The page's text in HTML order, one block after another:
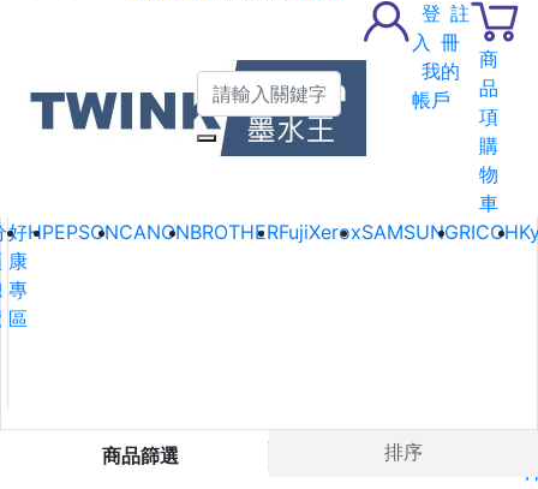
登
入
註
冊
我的
帳戶
商
品
項
購
物
車
好
康
專
區
HPEPSONCANONBROTHERFujiXeroxSAMSUNGRICOH
商品篩選 排序